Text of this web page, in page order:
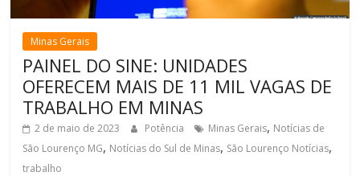
Minas Gerais
PAINEL DO SINE: UNIDADES
OFERECEM MAIS DE 11 MIL VAGAS DE
TRABALHO EM MINAS
2 de maio de 2023 Potência Minas Gerais, Notícias de
São Lourenço MG, Notícias do Sul de Minas, São Lourenço Notícias,
trabalho